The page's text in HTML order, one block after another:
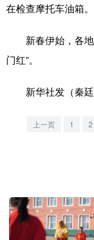
地方频道
浙江
山东
在检查摩托车油箱。
新春伊始，各地
门红”。
新华社发（秦廷
上一页 1 2